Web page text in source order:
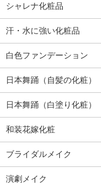
シャレナ化粧品
汗・水に強い化粧品
白色ファンデーション
日本舞踊（自髪の化粧）
日本舞踊（白塗り化粧）
和装花嫁化粧
ブライダルメイク
演劇メイク